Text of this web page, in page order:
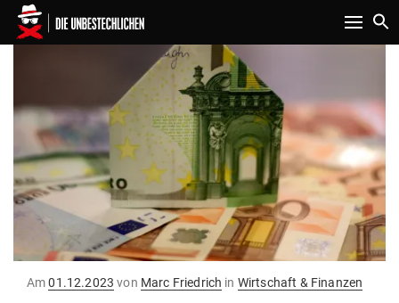
Toggle
AmGepostet
01.12.2023 von Marc Friedrich in Wirtschaft & Finanzen